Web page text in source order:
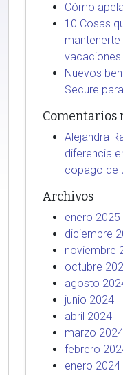
Cómo
10 Cosas
vacaciones
Nuevos
Secure
Comentarios
Alejandra
diferencia
copago de
Archivos
enero 2025
diciembre
noviembre
octubre
agosto
junio 2024
abril 2024
marzo 2024
febrero
enero 2024